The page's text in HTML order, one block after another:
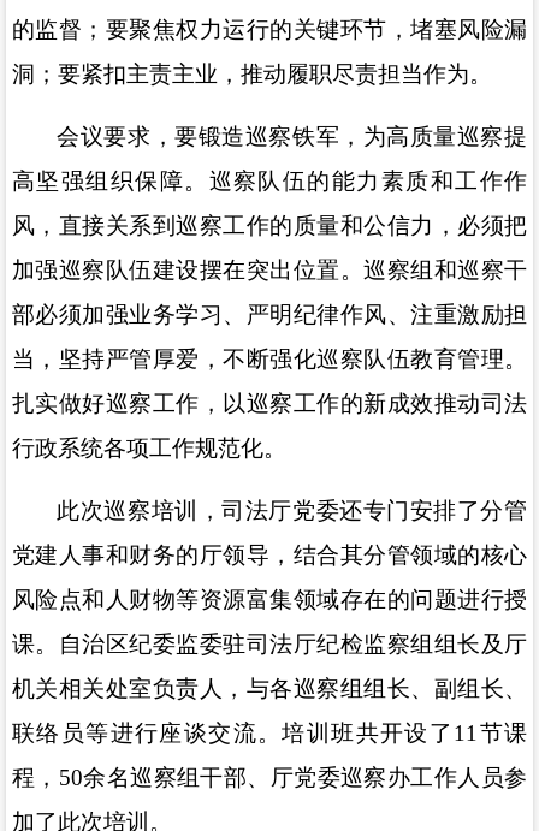
的监督；要聚焦权力运行的关键环节，堵塞风险漏
洞；要紧扣主责主业，推动履职尽责担当作为。
会议要求，要锻造巡察铁军，为高质量巡察提
高坚强组织保障。巡察队伍的能力素质和工作作
风，直接关系到巡察工作的质量和公信力，必须把
加强巡察队伍建设摆在突出位置。巡察组和巡察干
部必须加强业务学习、严明纪律作风、注重激励担
当， 坚持严管厚爱，不断强化巡察队伍教育管理。
扎实做好巡察工作， 以巡察工作的新成效推动司法
行政系统各项工作规范化。
此次巡察培训，司法厅党委还专门安排了分管
党建人事和财务的厅领导，结合其分管领域的核心
风险点和 人财物等资源富集领域存在的问题进行授
课。 自治区纪委监委驻司法厅纪检监察组组长及厅
机关相关处室负责人，与各巡察组组长、副组长、
联络员等进行座谈交流。培训班共开设了 11 节课
程， 50余名巡察组干部、厅党委巡察办工作人员参
加了此次培训。